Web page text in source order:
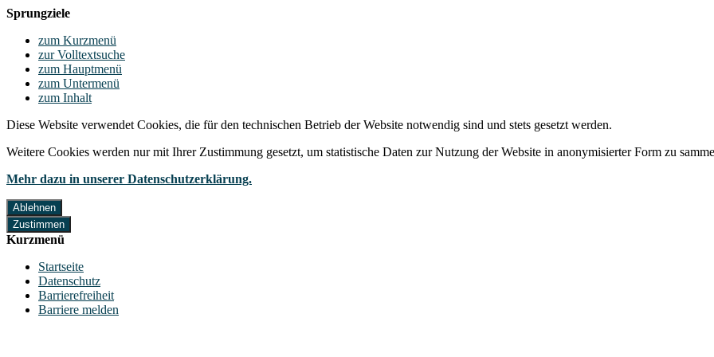
Sprungziele
zum Kurzmenü
zur Volltextsuche
zum Hauptmenü
zum Untermenü
zum Inhalt
Diese Website verwendet Cookies, die für den technischen Betrieb der Website notwendig sind und stets gesetzt werden.
Weitere Cookies werden nur mit Ihrer Zustimmung gesetzt, um statistische Daten zur Nutzung der Website in anonymisierter Form zu
Mehr dazu in unserer Datenschutzerklärung.
Ablehnen
Zustimmen
Kurzmenü
Startseite
Datenschutz
Barrierefreiheit
Barriere melden